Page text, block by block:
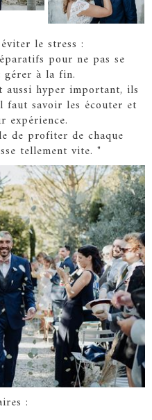
le stress :
pour ne pas se
à la fin.
aussi hyper important, ils
faut savoir les écouter et
expérience.
de profiter de chaque
tellement vite. "
: